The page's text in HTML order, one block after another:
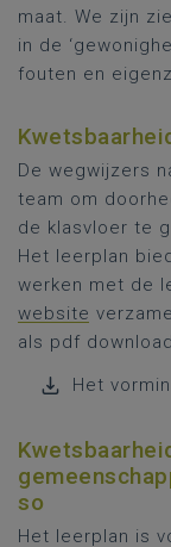
maat. We zijn
in de
fouten en
De wegwijzers
team om
de klasvloer te
Het leerplan
werken met de
website
als pdf
Het
so
Het leerplan is